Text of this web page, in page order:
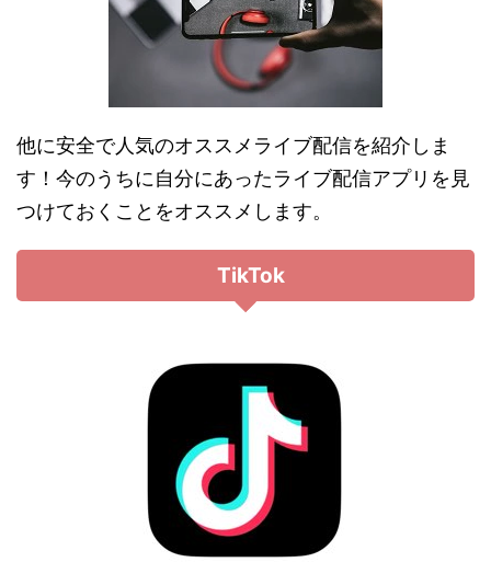
他に安全で人気のオススメライブ配信を紹介しま
す！今のうちに自分にあったライブ配信アプリを見
つけておくことをオススメします。
TikTok